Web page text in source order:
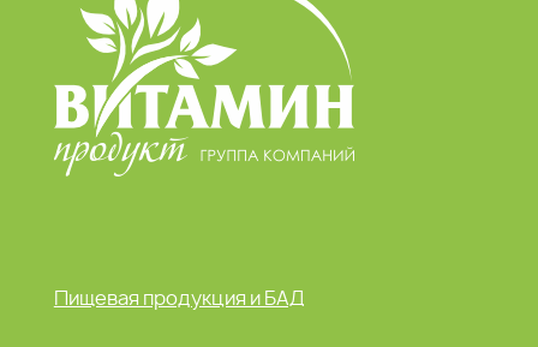
Пищевая продукция и БАД